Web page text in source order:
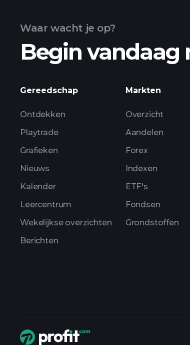
bezittingen
Waar wacht je op?
Begin
Gereedschap
Ontdekken
Playtrade
Grafieken
Nieuws
Kalender
Leercentrum
Wekelijkse overzichten
Berichten
Markten
Overzicht
Aandelen
Forex
Indexen
ETF's
Fondsen
Grondstoffen